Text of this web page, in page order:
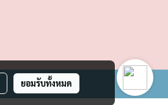
ยอมรับทั้งหมด